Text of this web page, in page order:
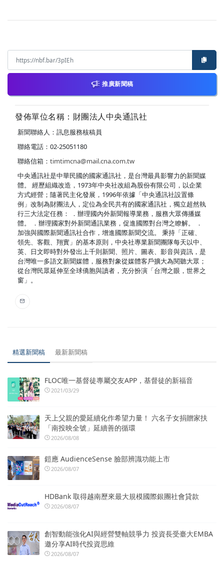
推廣新聞稿
發佈單位名稱：財團法人中央通訊社
新聞聯絡人：訊息服務核稿員
聯絡電話：02-25051180
聯絡信箱： timtimcna@mail.cna.com.tw
中央通訊社是中華民國的國家通訊社，是台灣最具影響力的新聞媒
體。 經歷組織改造，1973年中央社改組為股份有限公司，以企業
方式經營；隨著民主化發展，1996年依據「中央通訊社設置條
例」改制為財團法人，定位為全民共有的國家通訊社，獨立超然執
行三大法定任務： ．辦理國內外新聞報導業務，服務大眾傳播媒
體。 ．辦理國家對外新聞通訊業務，促進國際對台灣之瞭解。 ．
加強與國際新聞通訊社合作，增進國際新聞交流。 秉持「正確、
領先、客觀、翔實」的基本原則，中央社專業新聞團隊每天以中、
英、日文即時對外發出上千則新聞、照片、圖表、影音與資訊，是
台灣唯一多語文新聞媒體，服務對象從媒體客戶擴大為閱聽大眾；
從台灣民眾延伸至全球僑胞與讀者，充分扮演「台灣之眼，世界之
窗」。
精選新聞稿 最新新聞稿
FLOC唯一基督徒專屬交友APP，基督徒的新福音
2021/03/29
天上父親的愛延續化作希望力量！ 六名子女捐贈家扶
「南投映全號」延續善的循環
2026/08/08
鎧應 AudienceSense 臉部辨識功能上市
2026/08/07
HDBank 取得越南歷來最大規模國際銀團社會貸款
2026/08/07
創智動能強化AI與經營雙軸競爭力 投資長受臺大EMBA
邀分享AI時代投資思維
2026/08/07